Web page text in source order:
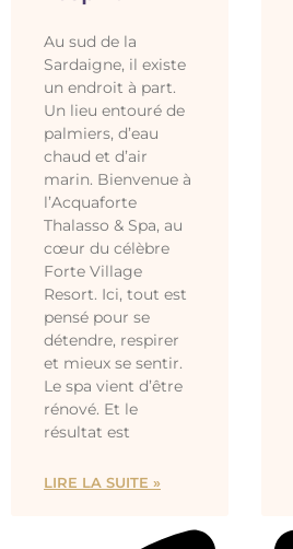
Au sud de la
Sardaigne, il existe
un endroit à part.
Un lieu entouré de
palmiers, d’eau
chaud et d’air
marin. Bienvenue à
l’Acquaforte
Thalasso & Spa, au
cœur du célèbre
Forte Village
Resort. Ici, tout est
pensé pour se
détendre, respirer
et mieux se sentir.
Le spa vient d’être
rénové. Et le
résultat est
LIRE LA SUITE »